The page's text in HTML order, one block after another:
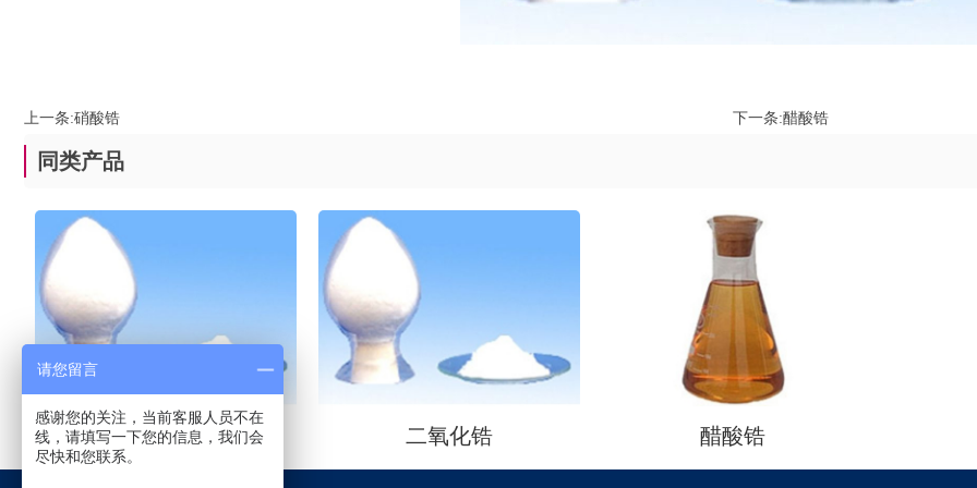
上一条:硝酸锆 下一条:醋酸锆
同类产品
硝酸锆 二氧化锆 醋酸锆
请您留言
感谢您的关注，当前客服人员不在
线，请填写一下您的信息，我们会
尽快和您联系。